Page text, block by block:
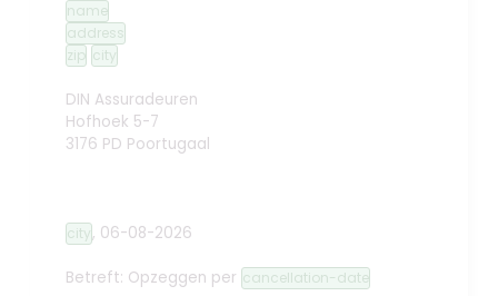
name
address
zip city
DIN Assuradeuren
Hofhoek 5-7
3176 PD Poortugaal
city, 06-08-2026
Betreft: Opzeggen per cancellation-date